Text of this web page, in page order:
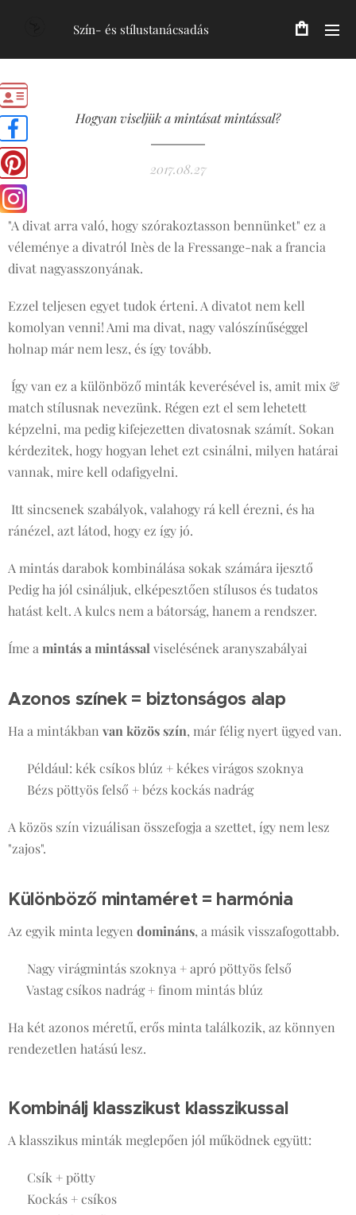
Szín- és stílustanácsadás
Hogyan viseljük a mintásat mintással?
2017.08.27
"A divat arra való, hogy szórakoztasson bennünket" ez a
véleménye a divatról Inès de la Fressange-nak a francia
divat nagyasszonyának.
Ezzel teljesen egyet tudok érteni. A divatot nem kell
komolyan venni! Ami ma divat, nagy valószínűséggel
holnap már nem lesz, és így tovább.
Így van ez a különböző minták keverésével is, amit mix &
match stílusnak nevezünk. Régen ezt el sem lehetett
képzelni, ma pedig kifejezetten divatosnak számít. Sokan
kérdezitek, hogy hogyan lehet ezt csinálni, milyen határai
vannak, mire kell odafigyelni.
Itt sincsenek szabályok, valahogy rá kell érezni, és ha
ránézel, azt látod, hogy ez így jó.
A mintás darabok kombinálása sokak számára ijesztő 😊
Pedig ha jól csináljuk, elképesztően stílusos és tudatos
hatást kelt. A kulcs nem a bátorság, hanem a rendszer.
Íme a mintás a mintással viselésének aranyszabályai 👇
Azonos színek = biztonságos alap
Ha a mintákban van közös szín, már félig nyert ügyed van.
✔ Például: kék csíkos blúz + kékes virágos szoknya
✔ Bézs pöttyös felső + bézs kockás nadrág
A közös szín vizuálisan összefogja a szettet, így nem lesz
"zajos".
Különböző mintaméret = harmónia
Az egyik minta legyen domináns, a másik visszafogottabb.
✔ Nagy virágmintás szoknya + apró pöttyös felső
✔ Vastag csíkos nadrág + finom mintás blúz
Ha két azonos méretű, erős minta találkozik, az könnyen
rendezetlen hatású lesz.
Kombinálj klasszikust klasszikussal
A klasszikus minták meglepően jól működnek együtt:
✔ Csík + pötty
✔ Kockás + csíkos